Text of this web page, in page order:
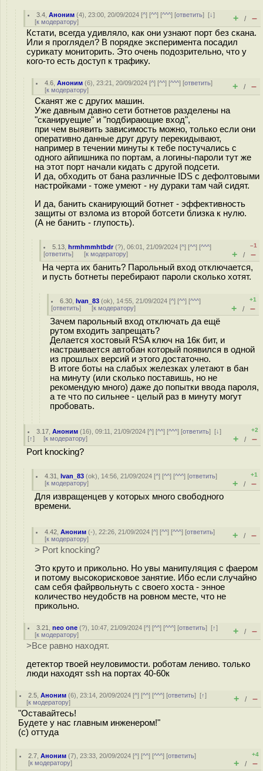
3.4 ,Аноним (4), 23:00, 20/09/2024 [^] [^^] [^^^] [ответить][↓]
[к модератору] + / –
Кстати, всегда удивляло, как они узнают порт без скана.
Или я проглядел? В порядке эксперимента посадил
сурикату мониторить. Это очень подозрительно, что у
кого-то есть доступ к трафику.
4.6 ,Аноним (6), 23:21, 20/09/2024 [^] [^^] [^^^] [ответить]
[к модератору] + / –
Сканят же с других машин.
Уже давным давно сети ботнетов разделены на
"сканируещие" и "подбирающие вход",
при чем выявить зависимость можно, только если они
оперативно данные друг другу перекидывают,
например в течении минуты к тебе постучались с
одного айпишника по портам, а логины-пароли тут же
на этот порт начали кидать с другой подсети.
И да, обходить от бана различные IDS с дефолтовыми
настройками - тоже умеют - ну дураки там чай сидят.
И да, банить сканирующий ботнет - эффективность
защиты от взлома из второй ботсети близка к нулю.
(А не банить - глупость).
5.13 ,hrmhmmhtbdr(?), 06:01, 21/09/2024 [^] [^^] [^^^]
[ответить] [к модератору]
–1
+ / –
На черта их банить? Парольный вход отключается,
и пусть ботнеты перебирают пароли сколько хотят.
6.30 ,Ivan_83 (ok), 14:55, 21/09/2024 [^] [^^] [^^^]
[ответить] [к модератору]
+1
+ / –
Зачем парольный вход отключать да ещё
рутом входить запрещать?
Делается хостовый RSA ключ на 16к бит, и
настраивается автобан который появился в одной
из прошлых версий и этого достаточно.
В итоге боты на слабых железках улетают в бан
на минуту (или сколько поставишь, но не
рекомендую много) даже до попытки ввода пароля,
а те что по сильнее - целый раз в минуту могут
пробовать.
3.17 ,Аноним (16), 09:11, 21/09/2024 [^] [^^] [^^^] [ответить][↓]
[↑] [к модератору]
+2
+ / –
Port knocking?
4.31 ,Ivan_83 (ok), 14:56, 21/09/2024 [^] [^^] [^^^] [ответить]
[к модератору]
+1
+ / –
Для извращенцев у которых много свободного
времени.
4.42 ,Аноним (-), 22:26, 21/09/2024 [^] [^^] [^^^] [ответить]
[к модератору] + / –
> Port knocking?
Это круто и прикольно. Но увы манипуляция с фаером
и потому высокорисковое занятие. Ибо если случайно
сам себя файрвольнуть с своего хоста - энное
количество неудобств на ровном месте, что не
прикольно.
3.21 ,neo one (?), 10:47, 21/09/2024 [^] [^^] [^^^] [ответить][↑]
[к модератору] + / –
>Все равно находят.
детектор твоей неуловимости. роботам лениво. только
люди находят ssh на портах 40-60к
2.5 ,Аноним (6), 23:14, 20/09/2024 [^] [^^] [^^^] [ответить][↑]
[к модератору] + / –
"Оставайтесь!
Будете у нас главным инженером!"
(с) оттуда
2.7 ,Аноним (7), 23:33, 20/09/2024 [^] [^^] [^^^] [ответить]
[к модератору]
+4
+ / –